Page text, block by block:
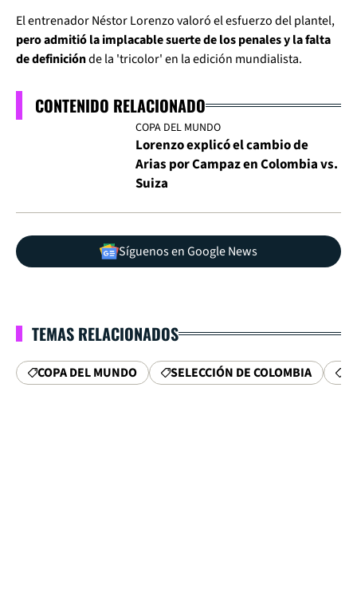
El entrenador Néstor Lorenzo valoró el esfuerzo del plantel,
pero admitió la implacable suerte de los penales y la falta
de definiciónde la 'tricolor' en la edición mundialista.
CONTENIDO RELACIONADO
COPA DEL MUNDO
Lorenzo explicó el cambio de
Arias por Campaz en Colombia vs.
Suiza
Síguenos en Google News
TEMAS RELACIONADOS
COPA DEL MUNDO SELECCIÓN DE COLOMBIA